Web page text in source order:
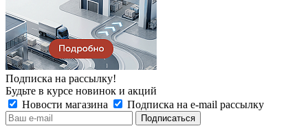
Подписка на рассылку!
Будьте в курсе новинок и акций
Новости магазина
Подписка на e-mail рассылку